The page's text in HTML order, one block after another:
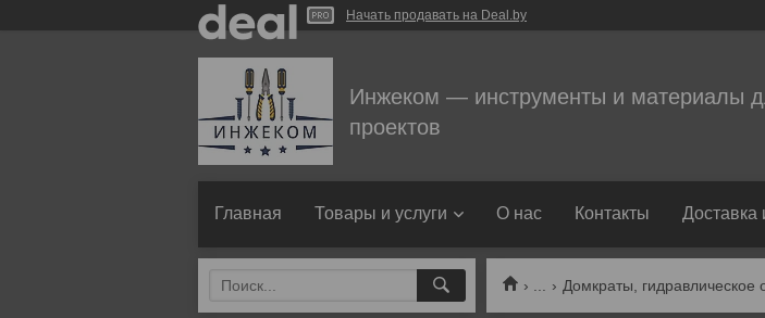
Начать продавать на Deal.by
Инжеком — инструменты и материалы
проектов
Главная Товары и услуги О нас Контакты Доставка
Домкраты, гидравлическое